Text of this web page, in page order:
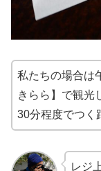
私たちの場合は
きらら】で観光
30分程度でつく
レジ